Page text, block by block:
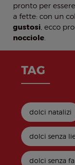
pronto per
a fette: con un
gustosi, ecco
nocciole.
TAG
dolci natalizi
dolci senza
dolci senza